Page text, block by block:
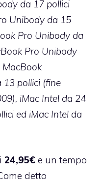
da 17 pollici
Unibody da 15
Pro Unibody da
Pro Unibody
13 pollici (fine
iMac Intel da 24
ed iMac Intel da
24,95€ e un tempo
detto